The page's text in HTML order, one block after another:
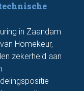
in Zaandam
Homekeur,
zekerheid aan